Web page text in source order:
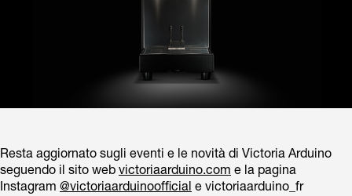
Resta aggiornato sugli eventi e le novità di Victoria Arduino
seguendo il sito web victoriaarduino.com e la pagina
Instagram @victoriaarduinoofficial e victoriaarduino_fr